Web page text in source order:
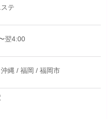
テ
翌4:00
縄 / 福岡 / 福岡市